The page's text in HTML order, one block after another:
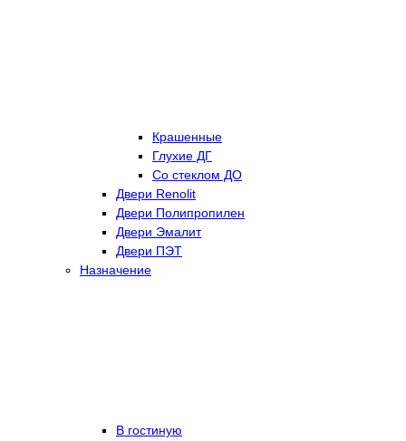
Крашенные
Глухие ДГ
Со стеклом ДО
Двери Renolit
Двери Полипропилен
Двери Эмалит
Двери ПЭТ
Назначение
В гостиную